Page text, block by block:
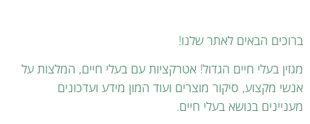
ברוכים הבאים לאתר שלנו!
מגזין בעלי חיים הגדול! אטרקציות עם בעלי חיים, המלצות על
אנשי מקצוע, סיקור מוצרים ועוד המון מידע ועדכונים
מעניינים בנושא בעלי חיים.